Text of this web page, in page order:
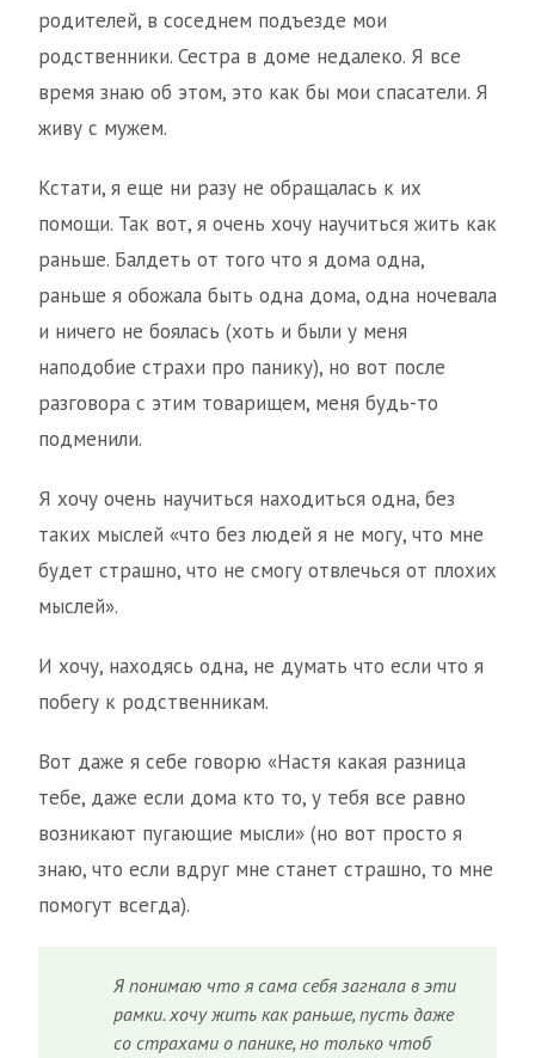
родителей, в соседнем подъезде мои
родственники. Сестра в доме недалеко. Я все
время знаю об этом, это как бы мои спасатели. Я
живу с мужем.
Кстати, я еще ни разу не обращалась к их
помощи. Так вот, я очень хочу научиться жить как
раньше. Балдеть от того что я дома одна,
раньше я обожала быть одна дома, одна ночевала
и ничего не боялась (хоть и были у меня
наподобие страхи про панику), но вот после
разговора с этим товарищем, меня будь-то
подменили.
Я хочу очень научиться находиться одна, без
таких мыслей «что без людей я не могу, что мне
будет страшно, что не смогу отвлечься от плохих
мыслей».
И хочу, находясь одна, не думать что если что я
побегу к родственникам.
Вот даже я себе говорю «Настя какая разница
тебе, даже если дома кто то, у тебя все равно
возникают пугающие мысли» (но вот просто я
знаю, что если вдруг мне станет страшно, то мне
помогут всегда).
Я понимаю что я сама себя загнала в эти
рамки. хочу жить как раньше, пусть даже
со страхами о панике, но только чтоб